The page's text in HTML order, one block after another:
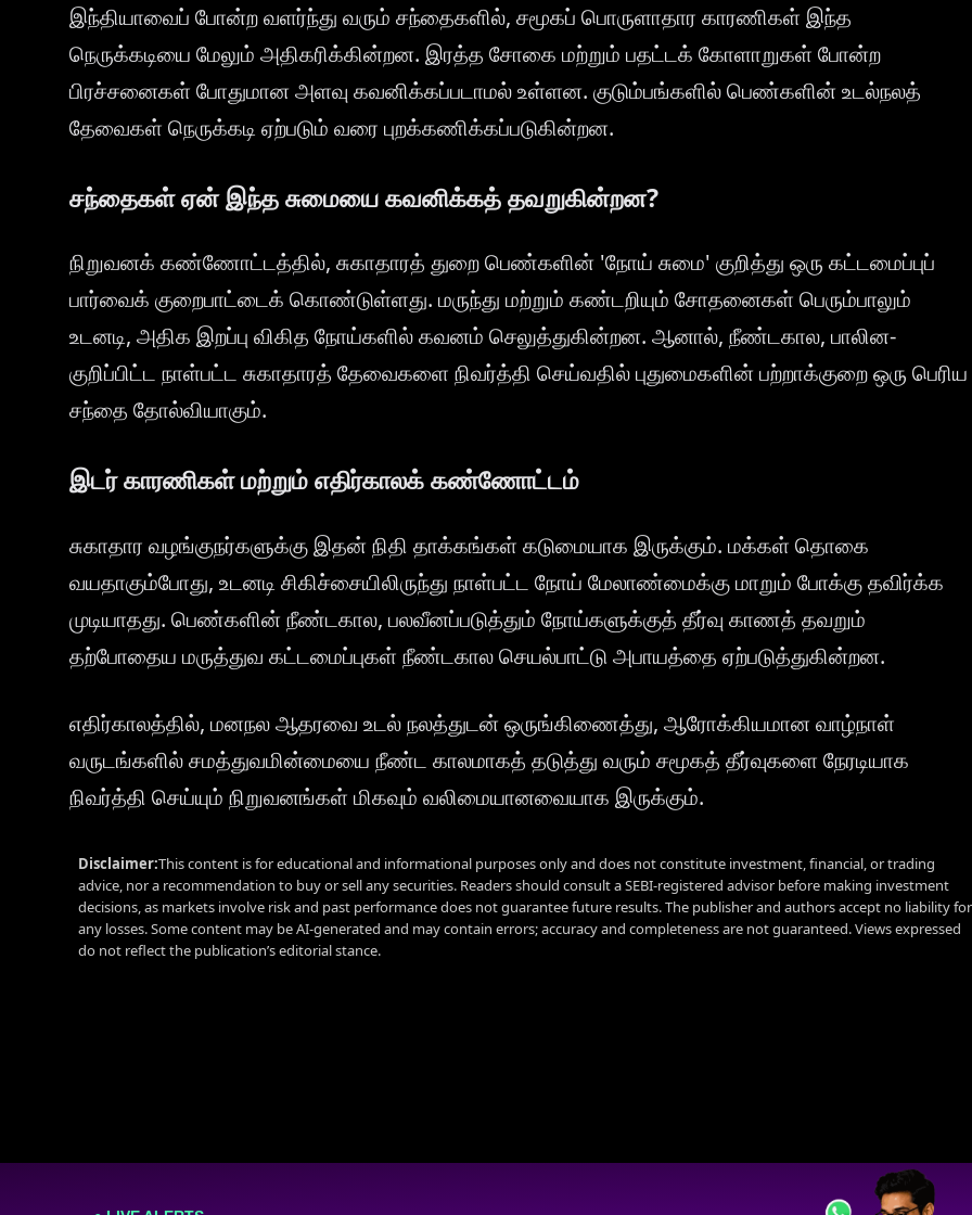
இந்தியாவைப் போன்ற வளர்ந்து வரும் சந்தைகளில், சமூகப் பொருளாதார காரணிகள் இந்த
நெருக்கடியை மேலும் அதிகரிக்கின்றன. இரத்த சோகை மற்றும் பதட்டக் கோளாறுகள் போன்ற
பிரச்சனைகள் போதுமான அளவு கவனிக்கப்படாமல் உள்ளன. குடும்பங்களில் பெண்களின் உடல்நலத்
தேவைகள் நெருக்கடி ஏற்படும் வரை புறக்கணிக்கப்படுகின்றன.
சந்தைகள் ஏன் இந்த சுமையை கவனிக்கத் தவறுகின்றன?
நிறுவனக் கண்ணோட்டத்தில், சுகாதாரத் துறை பெண்களின் 'நோய் சுமை' குறித்து ஒரு கட்டமைப்புப்
பார்வைக் குறைபாட்டைக் கொண்டுள்ளது. மருந்து மற்றும் கண்டறியும் சோதனைகள் பெரும்பாலும்
உடனடி, அதிக இறப்பு விகித நோய்களில் கவனம் செலுத்துகின்றன. ஆனால், நீண்டகால, பாலின-
குறிப்பிட்ட நாள்பட்ட சுகாதாரத் தேவைகளை நிவர்த்தி செய்வதில் புதுமைகளின் பற்றாக்குறை ஒரு பெரிய
சந்தை தோல்வியாகும்.
இடர் காரணிகள் மற்றும் எதிர்காலக் கண்ணோட்டம்
சுகாதார வழங்குநர்களுக்கு இதன் நிதி தாக்கங்கள் கடுமையாக இருக்கும். மக்கள் தொகை
வயதாகும்போது, உடனடி சிகிச்சையிலிருந்து நாள்பட்ட நோய் மேலாண்மைக்கு மாறும் போக்கு தவிர்க்க
முடியாதது. பெண்களின் நீண்டகால, பலவீனப்படுத்தும் நோய்களுக்குத் தீர்வு காணத் தவறும்
தற்போதைய மருத்துவ கட்டமைப்புகள் நீண்டகால செயல்பாட்டு அபாயத்தை ஏற்படுத்துகின்றன.
எதிர்காலத்தில், மனநல ஆதரவை உடல் நலத்துடன் ஒருங்கிணைத்து, ஆரோக்கியமான வாழ்நாள்
வருடங்களில் சமத்துவமின்மையை நீண்ட காலமாகத் தடுத்து வரும் சமூகத் தீர்வுகளை நேரடியாக
நிவர்த்தி செய்யும் நிறுவனங்கள் மிகவும் வலிமையானவையாக இருக்கும்.
Disclaimer:This content is for educational and informational purposes only and does not constitute investment, financial, or trading
advice, nor a recommendation to buy or sell any securities. Readers should consult a SEBI-registered advisor before making investment
decisions, as markets involve risk and past performance does not guarantee future results. The publisher and authors accept no liability for
any losses. Some content may be AI-generated and may contain errors; accuracy and completeness are not guaranteed. Views expressed
do not reflect the publication’s editorial stance.